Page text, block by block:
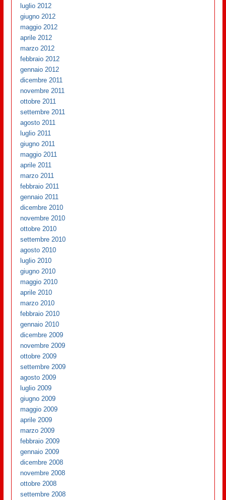
luglio 2012
giugno 2012
maggio 2012
aprile 2012
marzo 2012
febbraio 2012
gennaio 2012
dicembre 2011
novembre 2011
ottobre 2011
settembre 2011
agosto 2011
luglio 2011
giugno 2011
maggio 2011
aprile 2011
marzo 2011
febbraio 2011
gennaio 2011
dicembre 2010
novembre 2010
ottobre 2010
settembre 2010
agosto 2010
luglio 2010
giugno 2010
maggio 2010
aprile 2010
marzo 2010
febbraio 2010
gennaio 2010
dicembre 2009
novembre 2009
ottobre 2009
settembre 2009
agosto 2009
luglio 2009
giugno 2009
maggio 2009
aprile 2009
marzo 2009
febbraio 2009
gennaio 2009
dicembre 2008
novembre 2008
ottobre 2008
settembre 2008